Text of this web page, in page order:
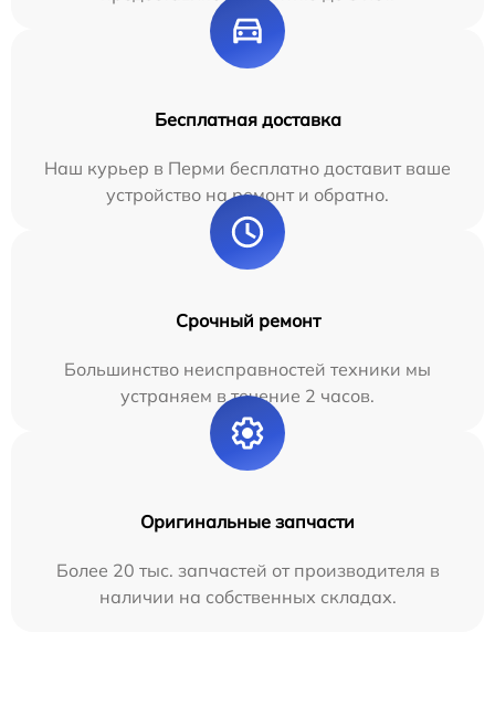
Бесплатная доставка
Наш курьер в Перми бесплатно доставит ваше
устройство на ремонт и обратно.
Срочный ремонт
Большинство неисправностей техники мы
устраняем в течение 2 часов.
Оригинальные запчасти
Более 20 тыс. запчастей от производителя в
наличии на собственных складах.